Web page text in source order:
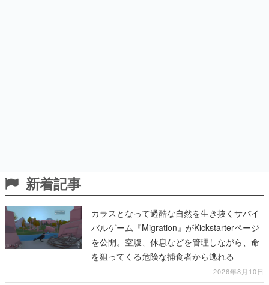
新着記事
カラスとなって過酷な自然を生き抜くサバイ
バルゲーム『Migration』がKickstarterページ
を公開。空腹、休息などを管理しながら、命
を狙ってくる危険な捕食者から逃れる
2026年8月10日